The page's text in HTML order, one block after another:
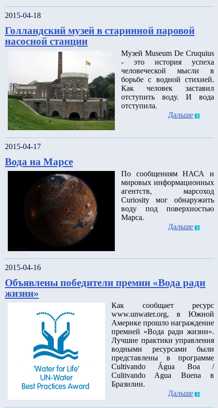
2015-04-18
Голландский музей в старинной паровой
насосной станции
Музей Museum De Cruquius
- это история успеха
человеческой мысли в
борьбе с водной стихией.
Как человек заставил
отступить воду. И вода
отступила.
Дальше
2015-04-17
Вода на Марсе
По сообщениям НАСА и
мировых информационных
агентств, марсоход
Curiosity мог обнаружить
воду под поверхностью
Марса.
Дальше
2015-04-16
Объявлены победители премии «Вода ради
жизни»
Как сообщает ресурс
www.unwater.org, в Южной
Америке прошло награждение
премией «Вода ради жизни».
Лучшие практики управления
водными ресурсами были
представлены в программе
Cultivando Água Boa /
Cultivando Agua Buena в
Бразилии.
Дальше